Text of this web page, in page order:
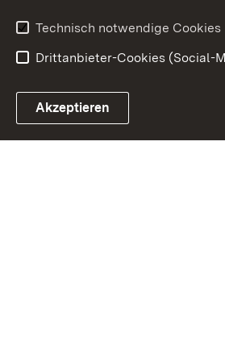
Link zum Landesportal
Technisch notwendige Cookies
Drittanbieter-Cookies (Social-
Akzeptieren